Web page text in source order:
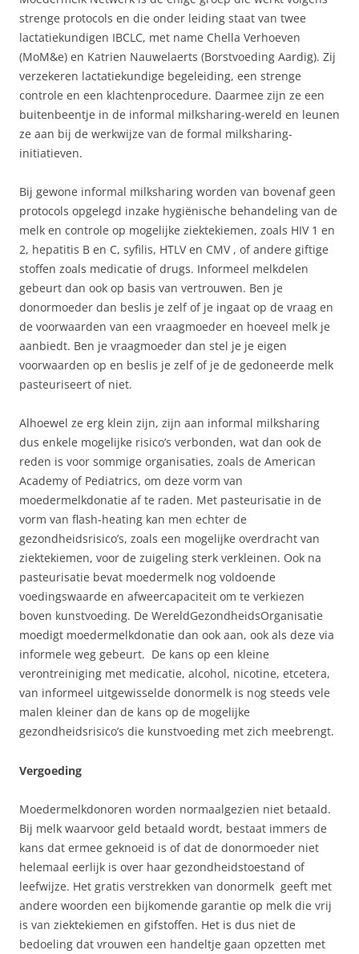
strenge protocols en die onder leiding staat van twee
lactatiekundigen IBCLC, met name Chella Verhoeven
(MoM&e) en Katrien Nauwelaerts (Borstvoeding Aardig). Zij
verzekeren lactatiekundige begeleiding, een strenge
controle en een klachtenprocedure. Daarmee zijn ze een
buitenbeentje in de informal milksharing-wereld en leunen
ze aan bij de werkwijze van de formal milksharing-
initiatieven.
Bij gewone informal milksharing worden van bovenaf geen
protocols opgelegd inzake hygiënische behandeling van de
melk en controle op mogelijke ziektekiemen, zoals HIV 1 en
2, hepatitis B en C, syfilis, HTLV en CMV , of andere giftige
stoffen zoals medicatie of drugs. Informeel melkdelen
gebeurt dan ook op basis van vertrouwen. Ben je
donormoeder dan beslis je zelf of je ingaat op de vraag en
de voorwaarden van een vraagmoeder en hoeveel melk je
aanbiedt. Ben je vraagmoeder dan stel je je eigen
voorwaarden op en beslis je zelf of je de gedoneerde melk
pasteuriseert of niet.
Alhoewel ze erg klein zijn, zijn aan informal milksharing
dus enkele mogelijke risico’s verbonden, wat dan ook de
reden is voor sommige organisaties, zoals de American
Academy of Pediatrics, om deze vorm van
moedermelkdonatie af te raden. Met pasteurisatie in de
vorm van flash-heating kan men echter de
gezondheidsrisico’s, zoals een mogelijke overdracht van
ziektekiemen, voor de zuigeling sterk verkleinen. Ook na
pasteurisatie bevat moedermelk nog voldoende
voedingswaarde en afweercapaciteit om te verkiezen
boven kunstvoeding. De WereldGezondheidsOrganisatie
moedigt moedermelkdonatie dan ook aan, ook als deze via
informele weg gebeurt. De kans op een kleine
verontreiniging met medicatie, alcohol, nicotine, etcetera,
van informeel uitgewisselde donormelk is nog steeds vele
malen kleiner dan de kans op de mogelijke
gezondheidsrisico’s die kunstvoeding met zich meebrengt.
Vergoeding
Moedermelkdonoren worden normaalgezien niet betaald.
Bij melk waarvoor geld betaald wordt, bestaat immers de
kans dat ermee geknoeid is of dat de donormoeder niet
helemaal eerlijk is over haar gezondheidstoestand of
leefwijze. Het gratis verstrekken van donormelk geeft met
andere woorden een bijkomende garantie op melk die vrij
is van ziektekiemen en gifstoffen. Het is dus niet de
bedoeling dat vrouwen een handeltje gaan opzetten met